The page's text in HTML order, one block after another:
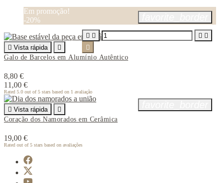
Em promoção!
-20%
 Vista rápida

Galo de Barcelos em Alumínio Autêntico
8,80 €
11,00 €
Rated 5.0 out of 5 stars based on 1 avaliação
   

 Vista rápida

Coração dos Namorados em Cerâmica
19,00 €
Rated out of 5 stars based on avaliações